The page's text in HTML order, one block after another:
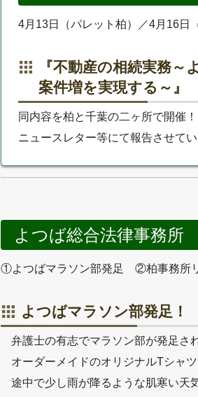
4月13日（パレット柏）／4月16日
『不動産の相続実務
案件増を実現する～』
同内容を柏と千葉の二ヶ所で開催
ニュースレター等にて報告させてい
よつば総合法律事務所
①よつばマラソン部発足 ②柏事務所リ
よつばマラソン部発足！
弁護士の有志でマラソン部が発足さ
オーダーメイドのオリジナルTシャ
途中で少し雨が降るような肌寒い天